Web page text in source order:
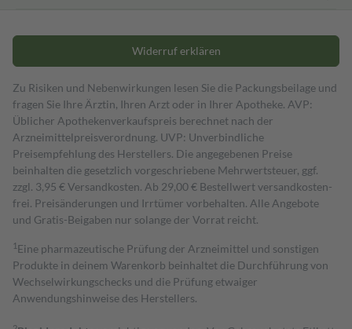
Widerruf erklären
Zu Risiken und Nebenwirkungen lesen Sie die Packungsbeilage und
fragen Sie Ihre Ärztin, Ihren Arzt oder in Ihrer Apotheke. AVP:
Üblicher Apothekenverkaufspreis berechnet nach der
Arzneimittelpreisverordnung. UVP: Unverbindliche
Preisempfehlung des Herstellers. Die angegebenen Preise
beinhalten die gesetzlich vorgeschriebene Mehrwertsteuer, ggf.
zzgl. 3,95 € Versandkosten. Ab 29,00 € Bestell­wert versand­kosten­
frei. Preisänderungen und Irrtümer vorbehalten. Alle Angebote
und Gratis-Beigaben nur solange der Vorrat reicht.
1 Eine pharmazeutische Prüfung der Arzneimittel und sonstigen
Produkte in deinem Warenkorb beinhaltet die Durchführung von
Wechselwirkungschecks und die Prüfung etwaiger
Anwendungshinweise des Herstellers.